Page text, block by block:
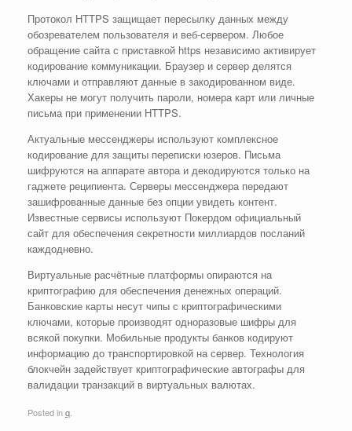
Протокол HTTPS защищает пересылку данных между
обозревателем пользователя и веб-сервером. Любое
обращение сайта с приставкой https независимо активирует
кодирование коммуникации. Браузер и сервер делятся
ключами и отправляют данные в закодированном виде.
Хакеры не могут получить пароли, номера карт или личные
письма при применении HTTPS.
Актуальные мессенджеры используют комплексное
кодирование для защиты переписки юзеров. Письма
шифруются на аппарате автора и декодируются только на
гаджете реципиента. Серверы мессенджера передают
зашифрованные данные без опции увидеть контент.
Известные сервисы используют Покердом официальный
сайт для обеспечения секретности миллиардов посланий
каждодневно.
Виртуальные расчётные платформы опираются на
криптографию для обеспечения денежных операций.
Банковские карты несут чипы с криптографическими
ключами, которые производят одноразовые шифры для
всякой покупки. Мобильные продукты банков кодируют
информацию до транспортировкой на сервер. Технология
блокчейн задействует криптографические автографы для
валидации транзакций в виртуальных валютах.
Posted inq.